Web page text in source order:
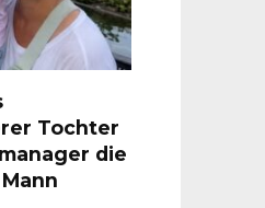
Tochter
die